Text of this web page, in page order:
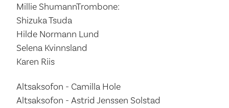
Millie ShumannTrombone:
Shizuka Tsuda
Hilde Normann Lund
Selena Kvinnsland
Karen Riis
Altsaksofon - Camilla Hole
Altsaksofon - Astrid Jenssen Solstad